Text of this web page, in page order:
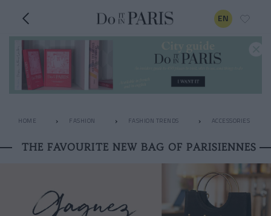
EN
HOME FASHION FASHION TRENDS ACCESSORIES
THE FAVOURITE NEW BAG OF PARISIENNES